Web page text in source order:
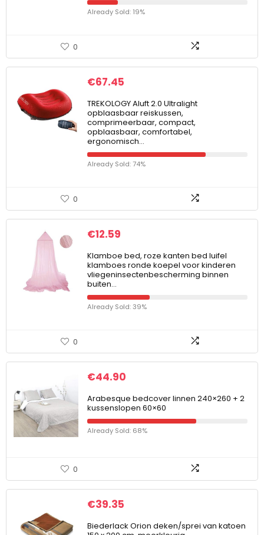
Already Sold: 19%
0
€67.45
TREKOLOGY Aluft 2.0 Ultralight
opblaasbaar reiskussen,
comprimeerbaar, compact,
opblaasbaar, comfortabel,
ergonomisch…
Already Sold: 74%
0
€12.59
Klamboe bed, roze kanten bed luifel
klamboes ronde koepel voor kinderen
vliegeninsectenbescherming binnen
buiten…
Already Sold: 39%
0
€44.90
Arabesque bedcover linnen 240×260 + 2
kussenslopen 60×60
Already Sold: 68%
0
€39.35
Biederlack Orion deken/sprei van katoen